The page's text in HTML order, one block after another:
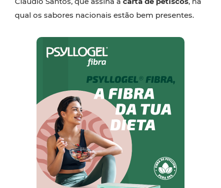
qual os sabores nacionais estão bem presentes.